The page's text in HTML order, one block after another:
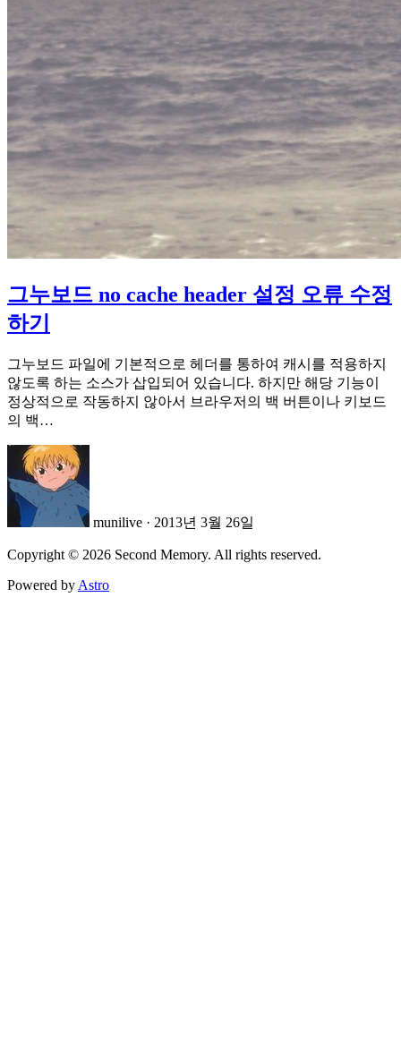
그누보드 no cache header 설정 오류 수정
하기
그누보드 파일에 기본적으로 헤더를 통하여 캐시를 적용하지
않도록 하는 소스가 삽입되어 있습니다. 하지만 해당 기능이
정상적으로 작동하지 않아서 브라우저의 백 버튼이나 키보드
의 백…
munilive · 2013년 3월 26일
Copyright © 2026 Second Memory. All rights reserved.
Powered by Astro